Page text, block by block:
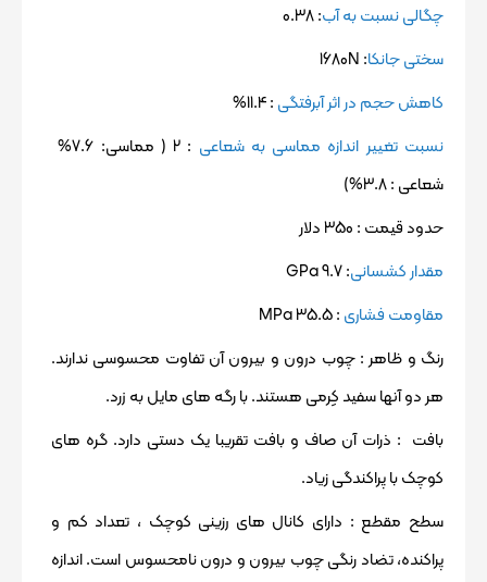
چگالی نسبت به آب: 0.38
سختی جانکا: 1680N
کاهش حجم در اثر آبرفتگی: 11.4%
نسبت تغییر اندازه مماسی به شعاعی
: 2 ( مماسی: 7.6%
شعاعی : 3.8%)
حدود قیمت : 350 دلار
مقدار کشسانی: 9.7 GPa
مقاومت فشاری: 35.5 MPa
رنگ و ظاهر :چوب درون و بیرون آن تفاوت محسوسی ندارند.
هر دو آنها سفید کِرمی هستند. با رگه های مایل به زرد.
بافت : ذرات آن صاف و بافت تقریبا یک دستی دارد. گره های
کوچک با پراکندگی زیاد.
سطح مقطع : دارای کانال های رزینی کوچک ، تعداد کم و
پراکنده، تضاد رنگی چوب بیرون و درون نامحسوس است. اندازه